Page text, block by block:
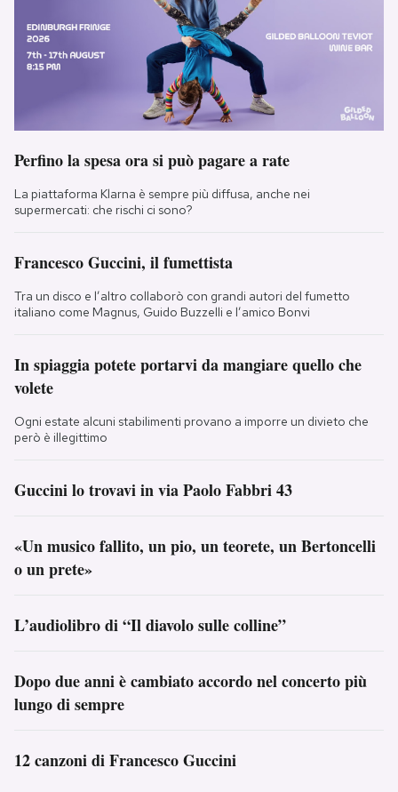
Perfino la spesa ora si può pagare a rate
La piattaforma Klarna è sempre più diffusa, anche nei
supermercati: che rischi ci sono?
Francesco Guccini, il fumettista
Tra un disco e l’altro collaborò con grandi autori del fumetto
italiano come Magnus, Guido Buzzelli e l’amico Bonvi
In spiaggia potete portarvi da mangiare quello che
volete
Ogni estate alcuni stabilimenti provano a imporre un divieto che
però è illegittimo
Guccini lo trovavi in via Paolo Fabbri 43
«Un musico fallito, un pio, un teorete, un Bertoncelli
o un prete»
L’audiolibro di “Il diavolo sulle colline”
Dopo due anni è cambiato accordo nel concerto più
lungo di sempre
12 canzoni di Francesco Guccini